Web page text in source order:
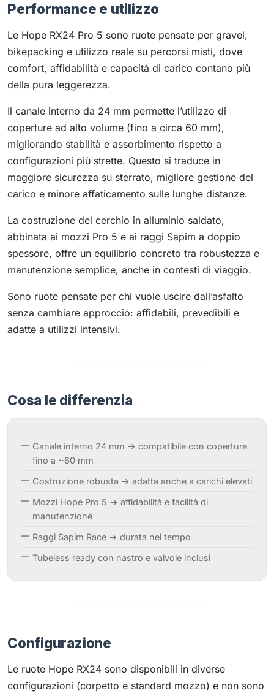
Performance e utilizzo
Le Hope RX24 Pro 5 sono ruote pensate per gravel,
bikepacking e utilizzo reale su percorsi misti, dove
comfort, affidabilità e capacità di carico contano più
della pura leggerezza.
Il canale interno da 24 mm permette l’utilizzo di
coperture ad alto volume (fino a circa 60 mm),
migliorando stabilità e assorbimento rispetto a
configurazioni più strette. Questo si traduce in
maggiore sicurezza su sterrato, migliore gestione del
carico e minore affaticamento sulle lunghe distanze.
La costruzione del cerchio in alluminio saldato,
abbinata ai mozzi Pro 5 e ai raggi Sapim a doppio
spessore, offre un equilibrio concreto tra robustezza e
manutenzione semplice, anche in contesti di viaggio.
Sono ruote pensate per chi vuole uscire dall’asfalto
senza cambiare approccio: affidabili, prevedibili e
adatte a utilizzi intensivi.
Cosa le differenzia
Canale interno 24 mm → compatibile con coperture
fino a ~60 mm
Costruzione robusta → adatta anche a carichi elevati
Mozzi Hope Pro 5 → affidabilità e facilità di
manutenzione
Raggi Sapim Race → durata nel tempo
Tubeless ready con nastro e valvole inclusi
Configurazione
Le ruote Hope RX24 sono disponibili in diverse
configurazioni (corpetto e standard mozzo) e non sono